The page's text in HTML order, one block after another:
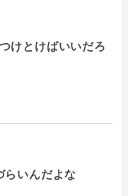
けとけばいいだろ
らいんだよな